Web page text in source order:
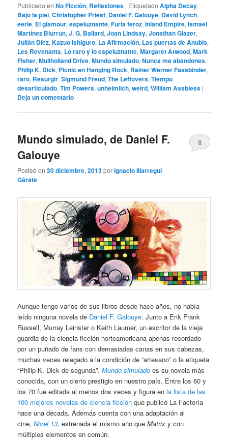
Publicado en No Ficción, Reflexiones | Etiquetado Alpha Decay,
Bajo la piel,Christopher Priest, Daniel F. Galouye, David Lynch,
eerie, El glamour,espeluznante,Furia feroz,Inland Empire,Ismael
Martínez Biurrun,J. G. Ballard,Joan Lindsay,Jonathan Glazer,
Julián Díez,Kazuo Ishiguro, La Afirmación, Las puertas de Anubis,
Les Revenants, Lo raro y lo espeluznante,Margaret Atwood,Mark
Fisher,Mullholland Drive,Mundo simulado,Nunca me abandones,
Philip K. Dick, Picnic en Hanging Rock, Rainer Werner Fassbinder,
raro, Resurgir,Sigmund Freud,The Leftovers,Tiempo
desarticulado,Tim Powers,unheimlich,weird,William Assbless |
Deja un comentario
Mundo simulado, de Daniel F.
Galouye
Posted on30 diciembre, 2013porIgnacio Illarregui
Gárate
8
Aunque tengo varios de sus libros desde hace años, no había
leído ninguna novela de Daniel F. Galouye. Junto a Erik Frank
Russell, Murray Leinster o Keith Laumer, un escritor de la vieja
guardia de la ciencia ficción norteamericana apenas recordado
por un puñado de fans con demasiadas canas en sus cabezas,
muchas veces relegado a la condición de “artesano” o la etiqueta
“Philip K. Dick de segunda”.Mundo simulado es su novela más
conocida, con un cierto prestigio en nuestro país. Entre los 60 y
los 70 fue editada al menos dos veces y figura enla lista de las
100 mejores novelas de ciencia ficción que publicó La Factoría
hace una década. Además cuenta con una adaptación al
cine,Nivel 13,estrenada el mismo año queMatrix y con
múltiples elementos en común.